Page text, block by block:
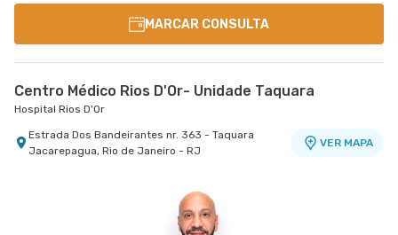
MARCAR CONSULTA
Centro Médico Rios D'Or- Unidade Taquara
Hospital Rios D'Or
Estrada Dos Bandeirantes nr. 363 - Taquara
Jacarepagua, Rio de Janeiro - RJ
VER MAPA